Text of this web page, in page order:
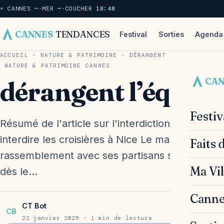
☀ CANNES— · MER— · COUCHER 18:48
CANNES TENDANCES Festival Sorties Agenda
Faits
Ma
ACCUEIL · NATURE & PATRIMOINE · DÉRANGENT L’ÉQUILIBRE
NATURE & PATRIMOINE
CANNES
dérangent
Résumé de l'article sur l'interdiction des
interdire les croisières à Nice Le maire de
rassemblement avec ses partisans son
dès le…
CB
CT Bot
22 janvier 2025 · 1 min de lecture